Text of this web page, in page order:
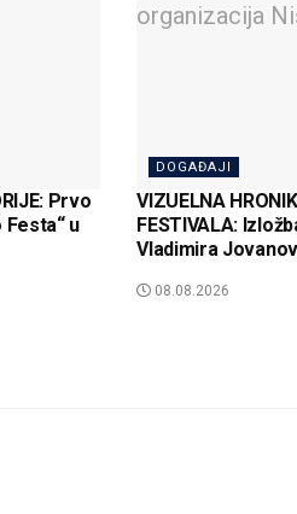
Prvo
u
DOGAĐAJI
VIZUELNA
FESTIVALA:
Vladimira
08.08.2026